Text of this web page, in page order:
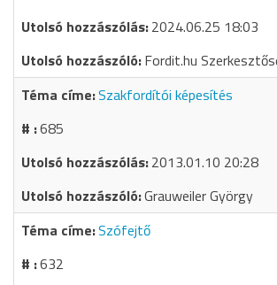
2024.06.25 18:03
Fordit.hu
Szakfordítói képesítés
685
2013.01.10 20:28
Grauweiler György
Szófejtő
632